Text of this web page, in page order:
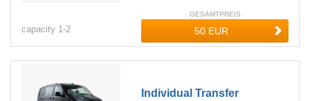
capacity 1-2
GESAMTPREIS
Individual Transfer